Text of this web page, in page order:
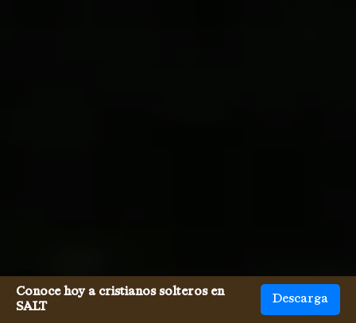
Conoce hoy a cristianos solteros en
SALT
Descarga